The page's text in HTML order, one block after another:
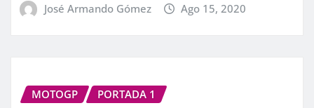
José Armando Gómez Ago 15, 2020
MOTOGP PORTADA 1